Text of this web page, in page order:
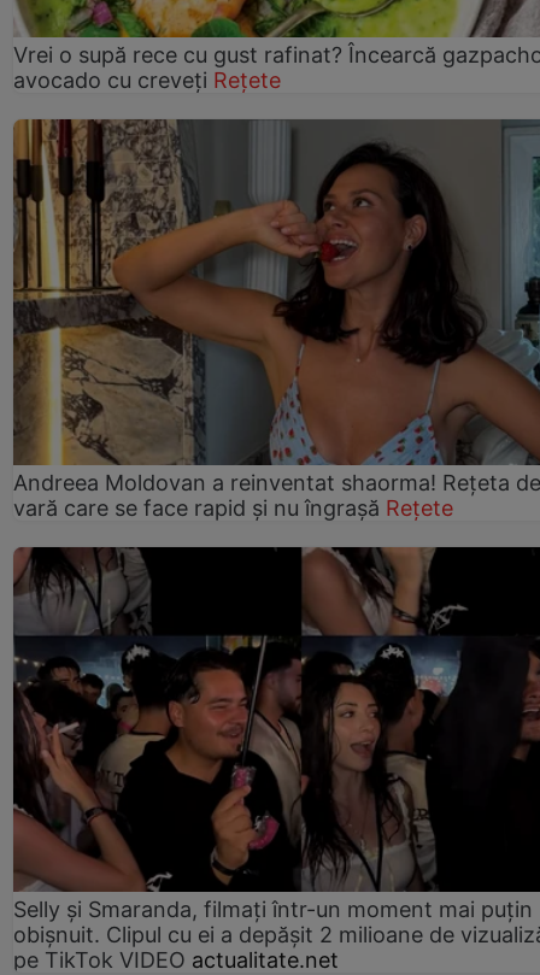
Vrei o supă rece cu gust rafinat? Încearcă
avocado cu creveți Rețete
Andreea Moldovan a reinventat shaorma! Rețeta de
vară care se face rapid și nu îngrașă Rețete
Selly și Smaranda, filmați într-un moment mai puțin
obișnuit. Clipul cu ei a depășit 2 milioane de
pe TikTok VIDEO actualitate.net